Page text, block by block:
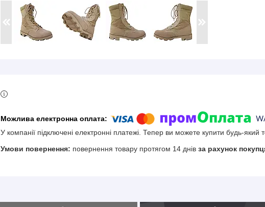
У компанії підключені електронні платежі. Тепер ви можете купити будь-який
повернення товару протягом 14 днів за рахунок